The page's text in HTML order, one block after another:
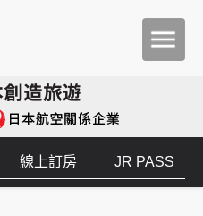
線上訂房 JR PASS